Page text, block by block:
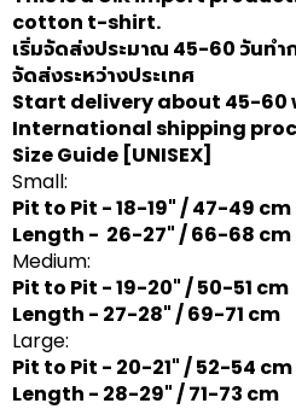
cotton t-shirt.
เริ่มจัดส่งประมาณ 45-60 วันทำ
จัดส่งระหว่างประเทศ
Start delivery about 45-60
International shipping
Size Guide [UNISEX]
Small:
Pit to Pit - 18-19" / 47-49 cm
Length - 26-27" / 66-68 cm
Medium:
Pit to Pit - 19-20" / 50-51 cm
Length - 27-28" / 69-71 cm
Large:
Pit to Pit - 20-21" / 52-54 cm
Length - 28-29" / 71-73 cm